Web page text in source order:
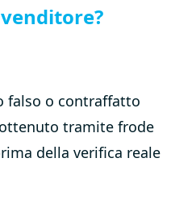
falso o contraffatto
tramite frode
della verifica reale